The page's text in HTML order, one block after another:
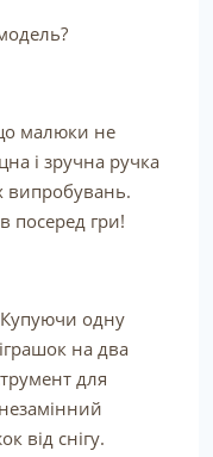
малюки не
і зручна ручка
випробувань.
посеред гри!
Купуючи одну
на два
для
від снігу.